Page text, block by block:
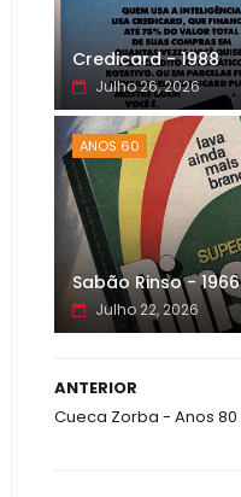
Credicard - 1988
Julho 26, 2026
ANOS 60
Sabão Rinso - 1966
Julho 22, 2026
ANTERIOR
Cueca Zorba - Anos 80